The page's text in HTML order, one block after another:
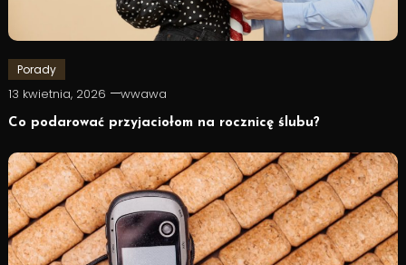
Porady
13 kwietnia, 2026 wwawa
Co podarować przyjaciołom na rocznicę ślubu?